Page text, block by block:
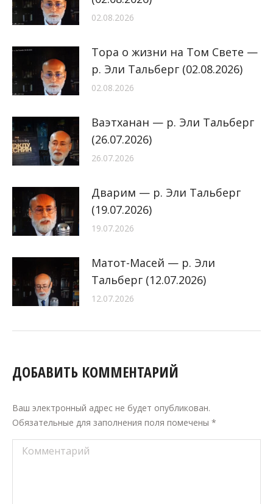
02.08.2026
Тора о жизни на Том Свете —
р. Эли Тальберг (02.08.2026)
02.08.2026
Ваэтханан — р. Эли Тальберг
(26.07.2026)
26.07.2026
Дварим — р. Эли Тальберг
(19.07.2026)
19.07.2026
Матот-Масей — р. Эли
Тальберг (12.07.2026)
12.07.2026
ДОБАВИТЬ КОММЕНТАРИЙ
Ваш электронный адрес не будет опубликован.
Обязательные для заполнения поля помечены *
Комментарий